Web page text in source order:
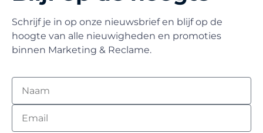
Schrijf je in op onze nieuwsbrief en blijf op de
hoogte van alle nieuwigheden en promoties
binnen Marketing & Reclame.